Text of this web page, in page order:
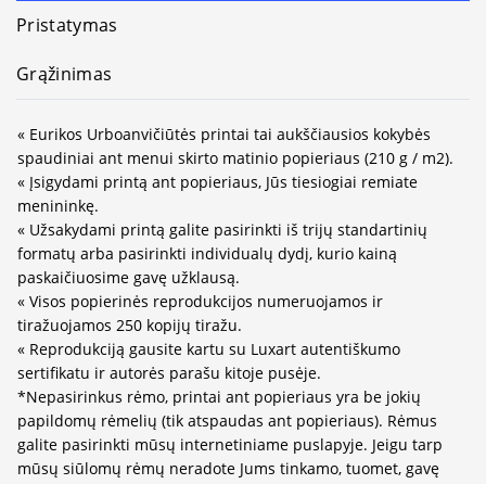
Pristatymas
Grąžinimas
« Eurikos Urboanvičiūtės printai tai aukščiausios kokybės
spaudiniai ant menui skirto matinio popieriaus (210 g / m2).
« Įsigydami printą ant popieriaus, Jūs tiesiogiai remiate
menininkę.
« Užsakydami printą galite pasirinkti iš trijų standartinių
formatų arba pasirinkti individualų dydį, kurio kainą
paskaičiuosime gavę užklausą.
« Visos popierinės reprodukcijos numeruojamos ir
tiražuojamos 250 kopijų tiražu.
« Reprodukciją gausite kartu su Luxart autentiškumo
sertifikatu ir autorės parašu kitoje pusėje.
*Nepasirinkus rėmo, printai ant popieriaus yra be jokių
papildomų rėmelių (tik atspaudas ant popieriaus). Rėmus
galite pasirinkti mūsų internetiniame puslapyje. Jeigu tarp
mūsų siūlomų rėmų neradote Jums tinkamo, tuomet, gavę